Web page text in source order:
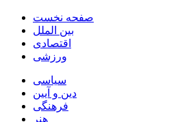
صفحه نخست
بین الملل
اقتصادی
ورزشی
سیاسی
دین و آیین
فرهنگی
هنر